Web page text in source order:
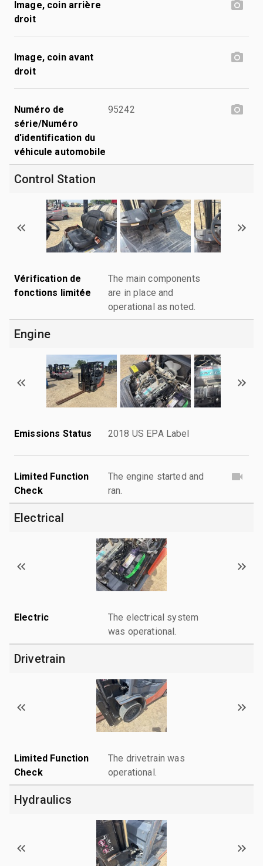
Image, coin arrière
droit
Image, coin avant
droit
Numéro de
série/Numéro
d'identification du
véhicule automobile
95242
Control Station
Vérification de
fonctions limitée
The main components
are in place and
operational as noted.
Engine
Emissions Status 2018 US EPA Label
Limited Function
Check
The engine started and
ran.
Electrical
Electric
The electrical system
was operational.
Drivetrain
Limited Function
Check
The drivetrain was
operational.
Hydraulics